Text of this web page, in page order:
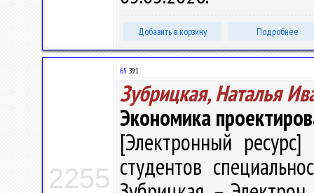
Добавить в корзину Подробнее
2255
65 З91
Зубрицкая, Наталья
Экономика
[Электронный
студентов